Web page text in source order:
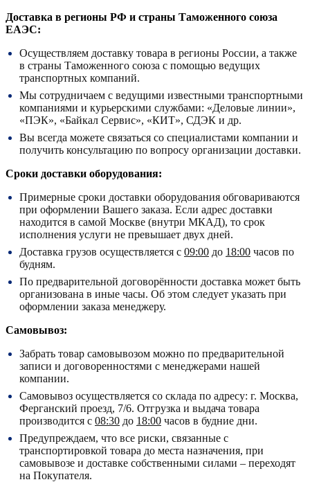
Доставка в регионы РФ и страны Таможенного союза
ЕАЭС:
Осуществляем доставку товара в регионы России, а также
в страны Таможенного союза с помощью ведущих
транспортных компаний.
Мы сотрудничаем с ведущими известными транспортными
компаниями и курьерскими службами: «Деловые линии»,
«ПЭК», «Байкал Сервис», «КИТ», СДЭК и др.
Вы всегда можете связаться со специалистами компании и
получить консультацию по вопросу организации доставки.
Сроки доставки оборудования:
Примерные сроки доставки оборудования обговариваются
при оформлении Вашего заказа. Если адрес доставки
находится в самой Москве (внутри МКАД), то срок
исполнения услуги не превышает двух дней.
Доставка грузов осуществляется с 09:00 до 18:00 часов по
будням.
По предварительной договорённости доставка может быть
организована в иные часы. Об этом следует указать при
оформлении заказа менеджеру.
Самовывоз:
Забрать товар самовывозом можно по предварительной
записи и договоренностями с менеджерами нашей
компании.
Самовывоз осуществляется со склада по адресу: г. Москва,
Ферганский проезд, 7/6. Отгрузка и выдача товара
производится с 08:30 до 18:00 часов в будние дни.
Предупреждаем, что все риски, связанные с
транспортировкой товара до места назначения, при
самовывозе и доставке собственными силами – переходят
на Покупателя.